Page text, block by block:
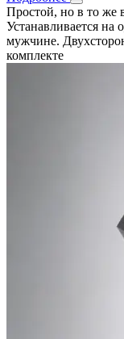
Простой, но в то же
Устанавливается
мужчине.
комплекте